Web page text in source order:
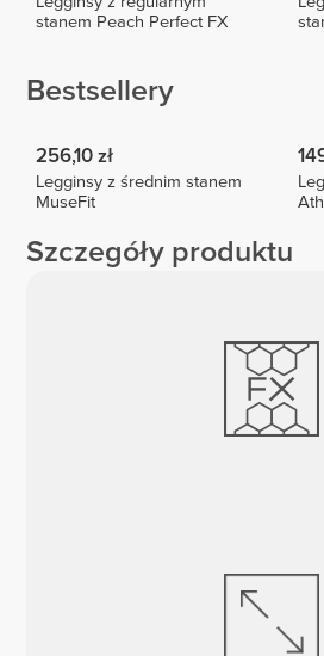
stanem Peach Perfect FX
Bestsellery
256,10 zł
Legginsy z średnim stanem
MuseFit
Szczegóły produktu